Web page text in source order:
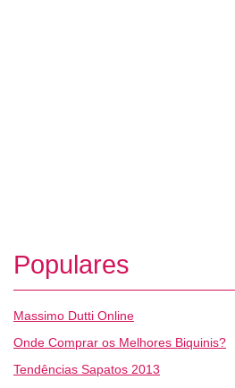
Populares
Massimo Dutti Online
Onde Comprar os Melhores Biquinis?
Tendências Sapatos 2013